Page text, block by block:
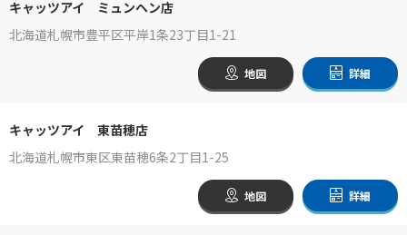
キャッツアイ ミュンヘン店
北海道札幌市豊平区平岸1条23丁目1-21
地図 詳細
キャッツアイ 東苗穂店
北海道札幌市東区東苗穂6条2丁目1-25
地図 詳細